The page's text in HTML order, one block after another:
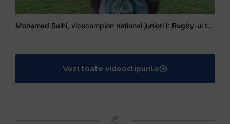
Mohamed Salhi, vicecampion național juniori I: Rugby-ul te învață să accepți și înfrângerile
Vezi toate videoclipurile